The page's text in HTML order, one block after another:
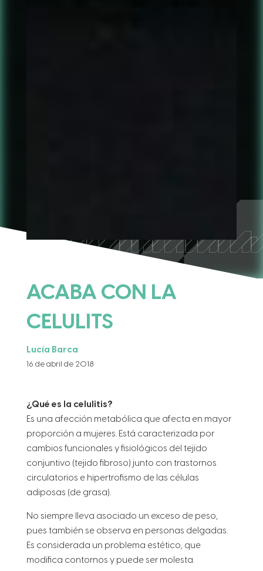
ACABA CON LA
CELULITS
Lucía Barca
16 de abril de 2018
¿Qué es la celulitis?
Es una afección metabólica que afecta en mayor
proporción a mujeres. Está caracterizada por
cambios funcionales y fisiológicos del tejido
conjuntivo (tejido fibroso) junto con trastornos
circulatorios e hipertrofismo de las células
adiposas (de grasa).
No siempre lleva asociado un exceso de peso,
pues también se observa en personas delgadas.
Es considerada un problema estético, que
modifica contornos y puede ser molesta.